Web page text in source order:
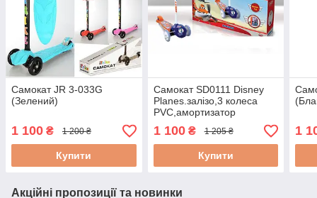
Самокат JR 3-033G
(Зелений)
1 100 ₴ 1 200 ₴
Купити
Самокат SD0111 Disney
Planes.залізо,3 колеса
PVC,амортизатор
1 100₴ 1 205 ₴
Купити
1
Акційні пропозиції та новинки